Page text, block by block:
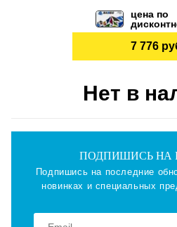
цена по
7 776
Нет в
ПОДПИШИСЬ НА
Подпишись на последние
новинках и специальных